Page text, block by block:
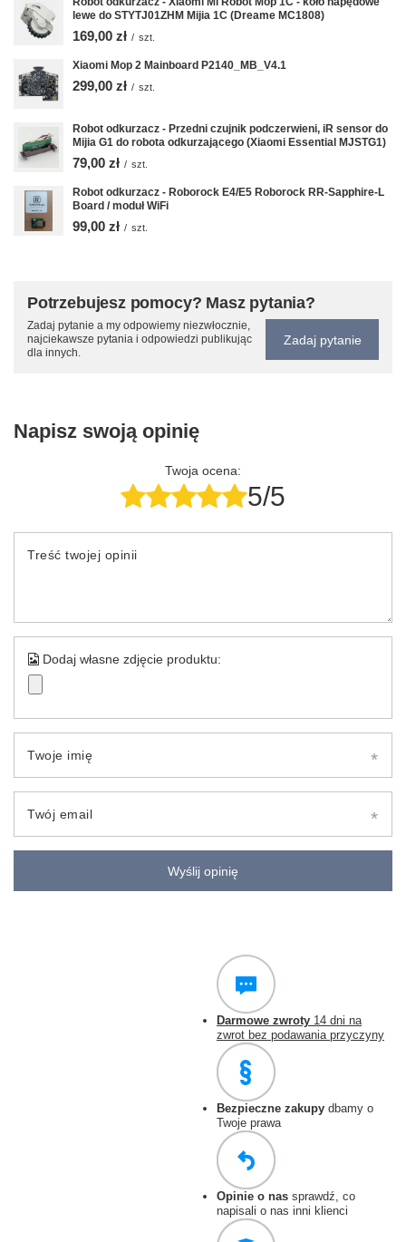
lewe do STYTJ01ZHM Mijia 1C (Dreame MC1808)
169,00 zł / szt.
Xiaomi Mop 2 Mainboard P2140_MB_V4.1
299,00 zł / szt.
Robot odkurzacz - Przedni czujnik podczerwieni, iR sensor do
Mijia G1 do robota odkurzającego (Xiaomi Essential MJSTG1)
79,00 zł / szt.
Robot odkurzacz - Roborock E4/E5 Roborock RR-Sapphire-L
Board / moduł WiFi
99,00 zł / szt.
Potrzebujesz pomocy? Masz pytania?
Zadaj pytanie a my odpowiemy niezwłocznie,
najciekawsze pytania i odpowiedzi publikując
dla innych.
Zadaj pytanie
Napisz swoją opinię
Twoja ocena:
5/5
Treść twojej opinii
Dodaj własne zdjęcie produktu:
Twoje imię
Twój email
Wyślij opinię
Darmowe zwroty 14 dni na
zwrot bez podawania przyczyny
Bezpieczne zakupy dbamy o
Twoje prawa
Opinie o nas sprawdź, co
napisali o nas inni klienci